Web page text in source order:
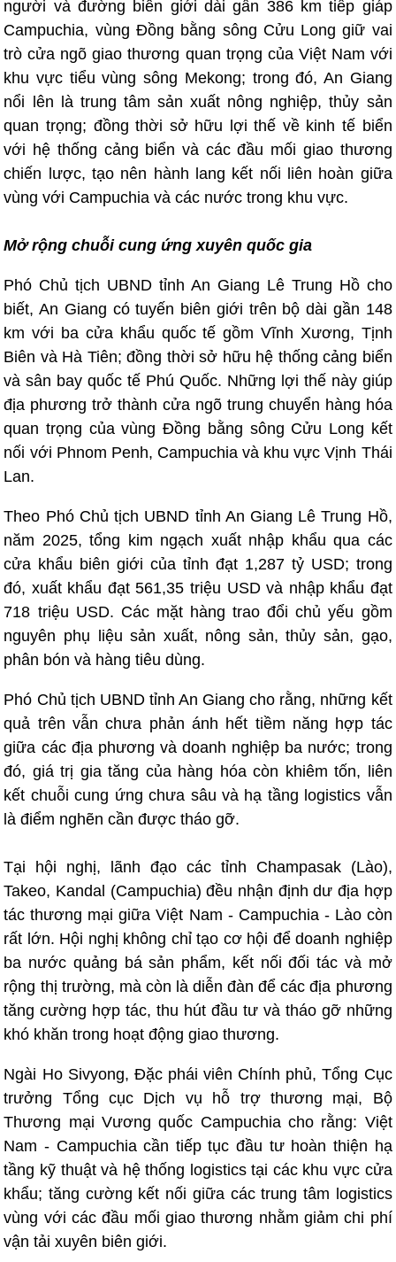
người và đường biên giới dài gần 386 km tiếp giáp
Campuchia, vùng Đồng bằng sông Cửu Long giữ vai
trò cửa ngõ giao thương quan trọng của Việt Nam với
khu vực tiểu vùng sông Mekong; trong đó, An Giang
nổi lên là trung tâm sản xuất nông nghiệp, thủy sản
quan trọng; đồng thời sở hữu lợi thế về kinh tế biển
với hệ thống cảng biển và các đầu mối giao thương
chiến lược, tạo nên hành lang kết nối liên hoàn giữa
vùng với Campuchia và các nước trong khu vực.
Mở rộng chuỗi cung ứng xuyên quốc gia
Phó Chủ tịch UBND tỉnh An Giang Lê Trung Hồ cho
biết, An Giang có tuyến biên giới trên bộ dài gần 148
km với ba cửa khẩu quốc tế gồm Vĩnh Xương, Tịnh
Biên và Hà Tiên; đồng thời sở hữu hệ thống cảng biển
và sân bay quốc tế Phú Quốc. Những lợi thế này giúp
địa phương trở thành cửa ngõ trung chuyển hàng hóa
quan trọng của vùng Đồng bằng sông Cửu Long kết
nối với Phnom Penh, Campuchia và khu vực Vịnh Thái
Lan.
Theo Phó Chủ tịch UBND tỉnh An Giang Lê Trung Hồ,
năm 2025, tổng kim ngạch xuất nhập khẩu qua các
cửa khẩu biên giới của tỉnh đạt 1,287 tỷ USD; trong
đó, xuất khẩu đạt 561,35 triệu USD và nhập khẩu đạt
718 triệu USD. Các mặt hàng trao đổi chủ yếu gồm
nguyên phụ liệu sản xuất, nông sản, thủy sản, gạo,
phân bón và hàng tiêu dùng.
Phó Chủ tịch UBND tỉnh An Giang cho rằng, những kết
quả trên vẫn chưa phản ánh hết tiềm năng hợp tác
giữa các địa phương và doanh nghiệp ba nước; trong
đó, giá trị gia tăng của hàng hóa còn khiêm tốn, liên
kết chuỗi cung ứng chưa sâu và hạ tầng logistics vẫn
là điểm nghẽn cần được tháo gỡ.
Tại hội nghị, lãnh đạo các tỉnh Champasak (Lào),
Takeo, Kandal (Campuchia) đều nhận định dư địa hợp
tác thương mại giữa Việt Nam - Campuchia - Lào còn
rất lớn. Hội nghị không chỉ tạo cơ hội để doanh nghiệp
ba nước quảng bá sản phẩm, kết nối đối tác và mở
rộng thị trường, mà còn là diễn đàn để các địa phương
tăng cường hợp tác, thu hút đầu tư và tháo gỡ những
khó khăn trong hoạt động giao thương.
Ngài Ho Sivyong, Đặc phái viên Chính phủ, Tổng Cục
trưởng Tổng cục Dịch vụ hỗ trợ thương mại, Bộ
Thương mại Vương quốc Campuchia cho rằng: Việt
Nam - Campuchia cần tiếp tục đầu tư hoàn thiện hạ
tầng kỹ thuật và hệ thống logistics tại các khu vực cửa
khẩu; tăng cường kết nối giữa các trung tâm logistics
vùng với các đầu mối giao thương nhằm giảm chi phí
vận tải xuyên biên giới.